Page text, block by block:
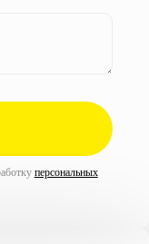
персональных